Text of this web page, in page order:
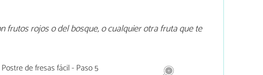
frutos rojos o del bosque, o cualquier otra fruta que te